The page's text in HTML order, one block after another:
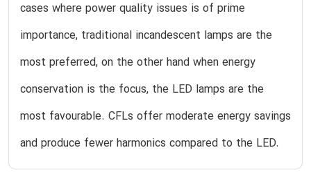
cases where power quality issues is of prime
importance, traditional incandescent lamps are the
most preferred, on the other hand when energy
conservation is the focus, the LED lamps are the
most favourable. CFLs offer moderate energy savings
and produce fewer harmonics compared to the LED.